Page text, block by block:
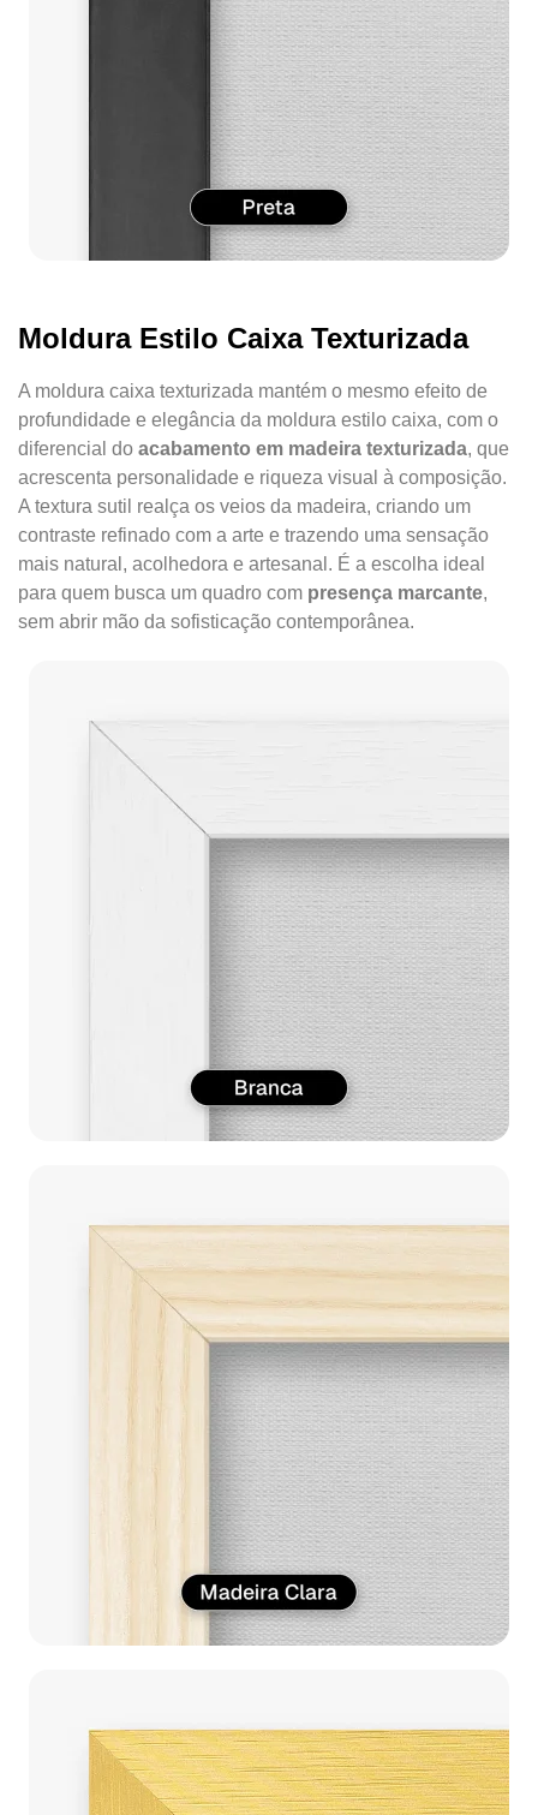
Moldura Estilo Caixa Texturizada
A moldura caixa texturizada mantém o mesmo efeito de
profundidade e elegância da moldura estilo caixa, com o
diferencial do acabamento em madeira texturizada, que
acrescenta personalidade e riqueza visual à composição.
A textura sutil realça os veios da madeira, criando um
contraste refinado com a arte e trazendo uma sensação
mais natural, acolhedora e artesanal. É a escolha ideal
para quem busca um quadro com presença marcante,
sem abrir mão da sofisticação contemporânea.